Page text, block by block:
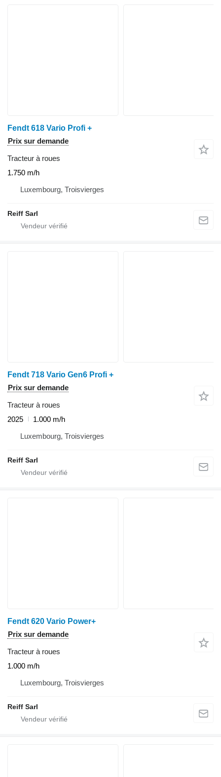
Fendt 618 Vario Profi +
Prix sur demande
Tracteur à roues
1.750 m/h
Luxembourg, Troisvierges
Reiff Sarl
Fendt 718 Vario Gen6 Profi +
Prix sur demande
Tracteur à roues
2025
1.000 m/h
Luxembourg, Troisvierges
Reiff Sarl
Fendt 620 Vario Power+
Prix sur demande
Tracteur à roues
1.000 m/h
Luxembourg, Troisvierges
Reiff Sarl